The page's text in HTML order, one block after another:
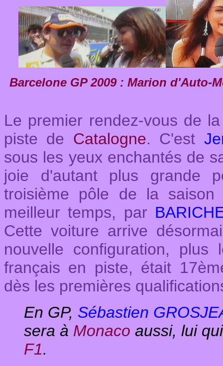
Barcelone GP 2009 : Marion d'Auto-
Le premier rendez-vous de
piste de Catalogne. C'est
sous les yeux enchantés de
joie d'autant plus grande
troisième pôle de la saison
meilleur temps, par
Cette voiture arrive
nouvelle configuration,
français en piste, était
dès les premières
En GP, Sébastien
sera à Monaco aussi, lui
F1.